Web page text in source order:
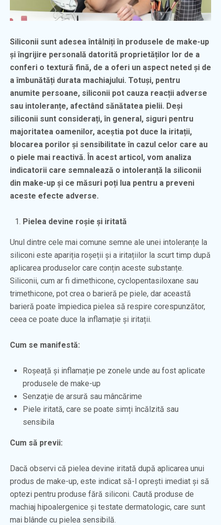
Siliconii sunt adesea întâlniți în produsele de make-up
și îngrijire personală datorită proprietăților lor de a
conferi o textură fină, de a oferi un aspect neted și de
a îmbunătăți durata machiajului. Totuși, pentru
anumite persoane, siliconii pot cauza reacții adverse
sau intoleranțe, afectând sănătatea pielii. Deși
siliconii sunt considerați, în general, siguri pentru
majoritatea oamenilor, aceștia pot duce la iritații,
blocarea porilor și sensibilitate în cazul celor care au
o piele mai reactivă. În acest articol, vom analiza
indicatorii care semnalează o intoleranță la siliconii
din make-up și ce măsuri poți lua pentru a preveni
aceste efecte adverse.
Pielea devine roșie și iritată
Unul dintre cele mai comune semne ale unei intoleranțe la
siliconi este apariția roșeții și a iritațiilor la scurt timp după
aplicarea produselor care conțin aceste substanțe.
Siliconii, cum ar fi dimethicone, cyclopentasiloxane sau
trimethicone, pot crea o barieră pe piele, dar această
barieră poate împiedica pielea să respire corespunzător,
ceea ce poate duce la inflamație și iritații.
Cum se manifestă:
Roșeață și inflamație pe zonele unde au fost aplicate
produsele de make-up
Senzație de arsură sau mâncărime
Piele iritată, care se poate simți încălzită sau
sensibila
Cum să previi:
Dacă observi că pielea devine iritată după aplicarea unui
produs de make-up, este indicat să-l oprești imediat și să
optezi pentru produse fără siliconi. Caută produse de
machiaj hipoalergenice și testate dermatologic, care sunt
mai blânde cu pielea sensibilă.